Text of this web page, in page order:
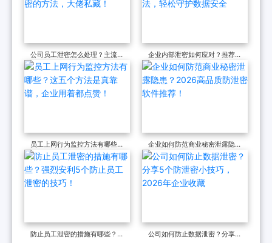
公司员工泄密怎么处理？主流推
荐5个防公司员工泄密的方法，
大佬私藏！
企业内部泄密如何应对？推荐六
个数据防泄密软件方法，轻松守
护数据安全
员工上网行为监控方法有哪些？
这五个方法是真靠谱，企业用着
都点赞！
企业如何防范商业秘密泄露隐
患？2026高品质防泄密软件推
荐！
防止员工泄密的措施有哪些？强
公司如何防止数据泄密？分享5